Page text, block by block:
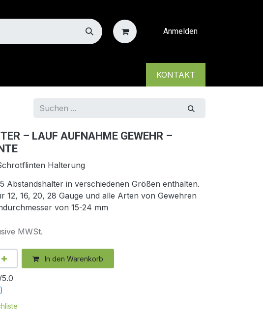
Anmelden
KONTAKT
– LAUF AUFNAHME GEWEHR –
Halterung
Abstandshalter in verschiedenen Größen enthalten.
12, 16, 20, 28 Gauge und alle Arten von Gewehren
von 15-24 mm
MWSt.
In den Warenkorb